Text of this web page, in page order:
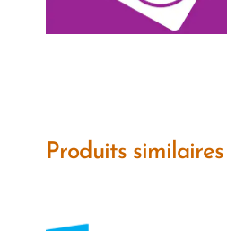
Produits similaires